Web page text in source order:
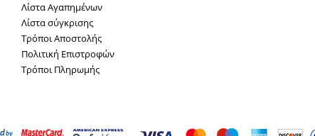
Λίστα Αγαπημένων
Λίστα σύγκρισης
Τρόποι Αποστολής
Πολιτική Επιστροφών
Τρόποι Πληρωμής